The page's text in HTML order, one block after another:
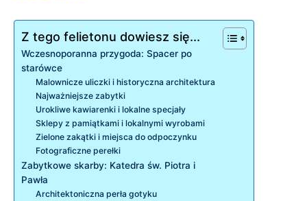
Z tego felietonu dowiesz się...
Wczesnoporanna przygoda: Spacer po
starówce
Malownicze uliczki i historyczna architektura
Najważniejsze zabytki
Urokliwe kawiarenki i lokalne specjały
Sklepy z pamiątkami i lokalnymi wyrobami
Zielone zakątki i miejsca do odpoczynku
Fotograficzne perełki
Zabytkowe skarby: Katedra św. Piotra i
Pawła
Architektoniczna perła gotyku